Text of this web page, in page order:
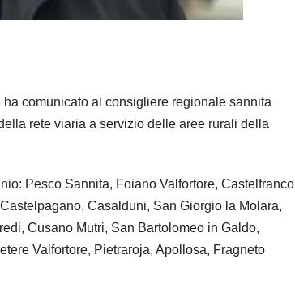
comunicato al consigliere regionale sannita
rete viaria a servizio delle aree rurali della
Pesco Sannita, Foiano Valfortore, Castelfranco
Casalduni, San Giorgio la Molara,
Cusano Mutri, San Bartolomeo in Galdo,
Valfortore, Pietraroja, Apollosa, Fragneto